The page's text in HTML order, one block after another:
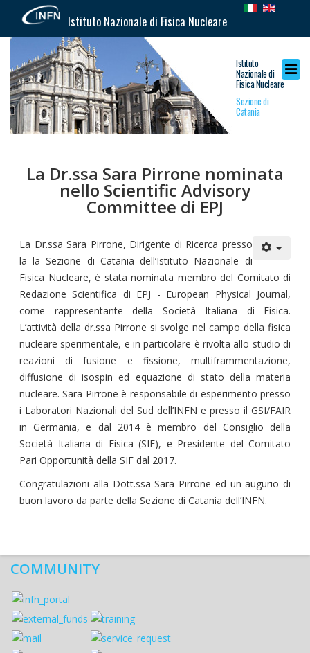
Istituto Nazionale di Fisica Nucleare
Istituto
Nazionale di
Fisica Nucleare
Sezione di
Catania
La Dr.ssa Sara Pirrone nominata
nello Scientific Advisory
Committee di EPJ
La Dr.ssa Sara Pirrone, Dirigente di Ricerca presso
la la Sezione di Catania dell’Istituto Nazionale di
Fisica Nucleare, è stata nominata membro del Comitato di
Redazione Scientifica di EPJ - European Physical Journal,
come rappresentante della Società Italiana di Fisica.
L’attività della dr.ssa Pirrone si svolge nel campo della fisica
nucleare sperimentale, e in particolare è rivolta allo studio di
reazioni di fusione e fissione, multiframmentazione,
diffusione di isospin ed equazione di stato della materia
nucleare. Sara Pirrone è responsabile di esperimento presso
i Laboratori Nazionali del Sud dell’INFN e presso il GSI/FAIR
in Germania, e dal 2014 è membro del Consiglio della
Società Italiana di Fisica (SIF), e Presidente del Comitato
Pari Opportunità della SIF dal 2017.
Congratulazioni alla Dott.ssa Sara Pirrone ed un augurio di
buon lavoro da parte della Sezione di Catania dell’INFN.
COMMUNITY